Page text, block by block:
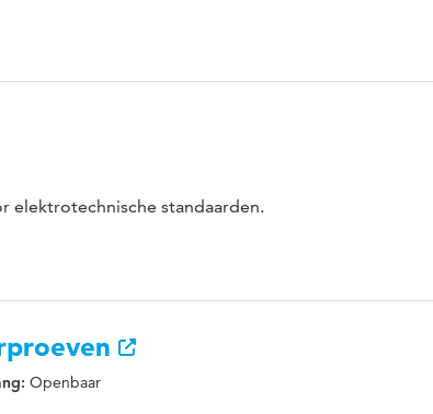
elektrotechnische standaarden.
Openbaar